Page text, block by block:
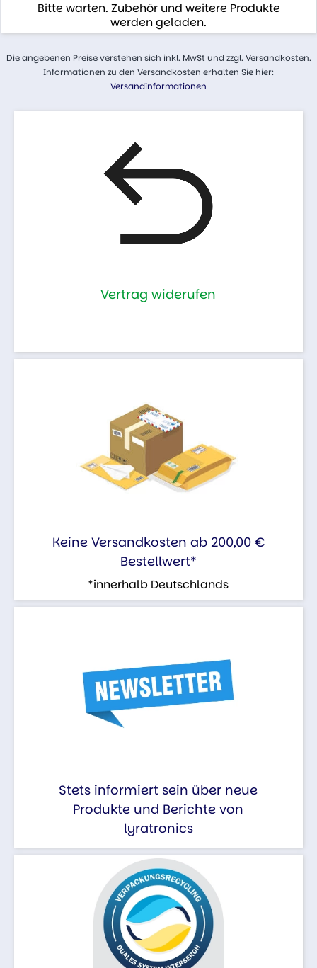
Bitte warten. Zubehör und weitere Produkte
werden geladen.
Die angebenen Preise verstehen sich inkl. MwSt und zzgl. Versandkosten.
Informationen zu den Versandkosten erhalten Sie hier:
Versandinformationen
Vertrag widerufen
Keine Versandkosten ab 200,00 €
Bestellwert*
*innerhalb Deutschlands
Stets informiert sein über neue
Produkte und Berichte von
lyratronics